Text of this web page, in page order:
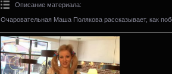
Описание материала:
Очаровательная Маша Полякова рассказывает, как